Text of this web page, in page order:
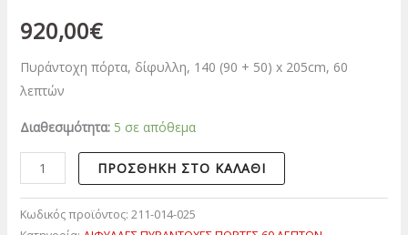
920,00€
Πυράντοχη πόρτα, δίφυλλη, 140 (90 + 50) x 205cm, 60
λεπτών
Διαθεσιμότητα: 5 σε απόθεμα
ΠΡΟΣΘΉΚΗ ΣΤΟ ΚΑΛΆΘΙ
Κωδικός προϊόντος: 211-014-025